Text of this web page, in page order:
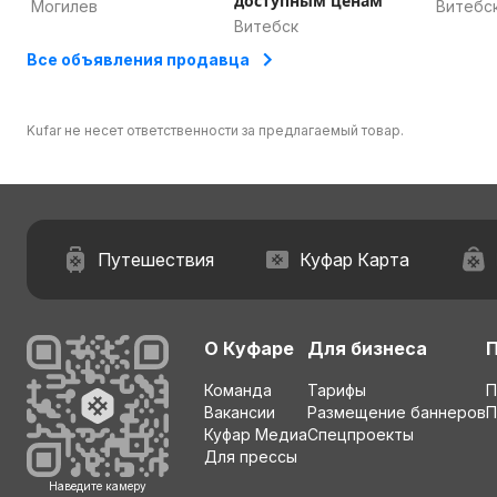
Демонтаж металлоконструкций
Демонтаж потолка
Демонтаж плитки
Могилев
Витебск
Все объявления продавца
Kufar не несет ответственности за предлагаемый товар.
Путешествия Куфар Карта
Наведите камеру
О Куфаре
Команда
Вакансии
Куфар Медиа
Для прессы
Для бизнеса
Тарифы
Размещение баннеров
Спецпроекты